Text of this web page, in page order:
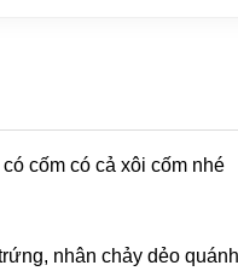
cốm có cả xôi cốm nhé
nhân chảy dẻo